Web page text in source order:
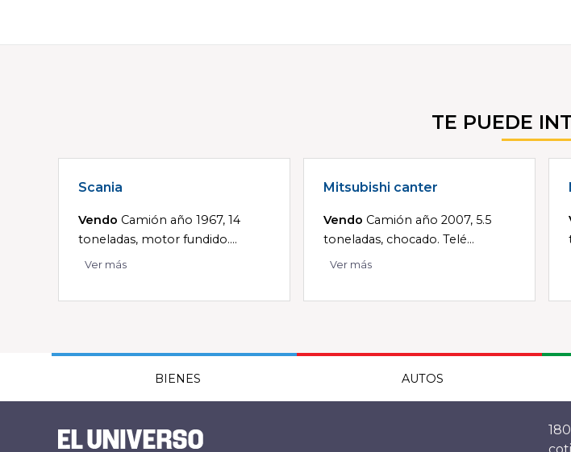
TE PUEDE
Scania
Vendo Camión año 1967, 14
toneladas, motor fundido....
Ver más
Mitsubishi canter
Vendo Camión año 2007, 5.5
toneladas, chocado. Telé...
Ver más
BIENES AUTOS